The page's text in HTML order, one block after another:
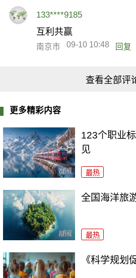
133****9185
互利共赢
南京市 09-10 10:48 回复
查看全部评
更多精彩内容
123个职业
见
最热
全国海洋旅
最热
《科学规划